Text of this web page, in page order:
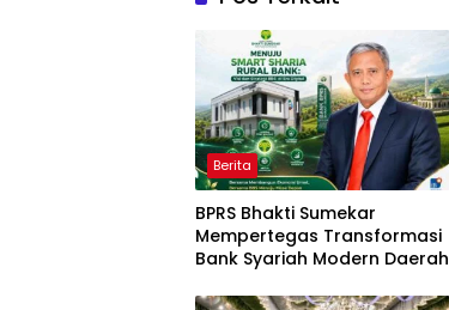
Berita
BPRS Bhakti Sumekar
Mempertegas Transformasi
Bank Syariah Modern Daerah